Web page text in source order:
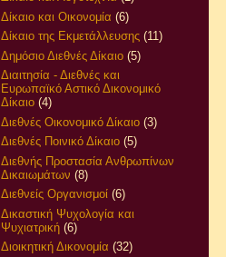
Δίκαιο και Οικονομία (6)
Δίκαιο της Εκμετάλλευσης (11)
Δημόσιο Διεθνές Δίκαιο (5)
Διαιτησία - Διεθνές και
Ευρωπαϊκό Αστικό Δικονομικό
Δίκαιο (4)
Διεθνές Οικονομικό Δίκαιο (3)
Διεθνές Ποινικό Δίκαιο (5)
Διεθνής Προστασία Ανθρωπίνων
Δικαιωμάτων (8)
Διεθνείς Οργανισμοί (6)
Δικαστική Ψυχολογία και
Ψυχιατρική (6)
Διοικητική Δικονομία (32)